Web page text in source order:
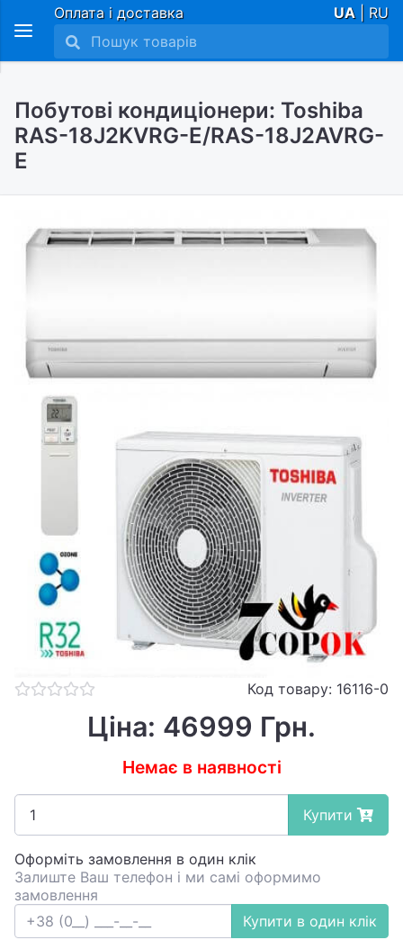
Оплата і доставка UA | RU
Побутові кондиціонери: Toshiba
RAS-18J2KVRG-E/RAS-18J2AVRG-
E
Код товару: 16116-0
Ціна: 46999 Грн.
Немає в наявності
Купити
Оформіть замовлення в один клік
Залиште Ваш телефон і ми самі оформимо
замовлення
Купити в один клік